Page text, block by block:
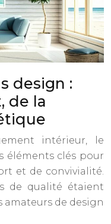
design :
de la
intérieur, le
éléments clés pour
et de convivialité.
de qualité étaient
amateurs de design